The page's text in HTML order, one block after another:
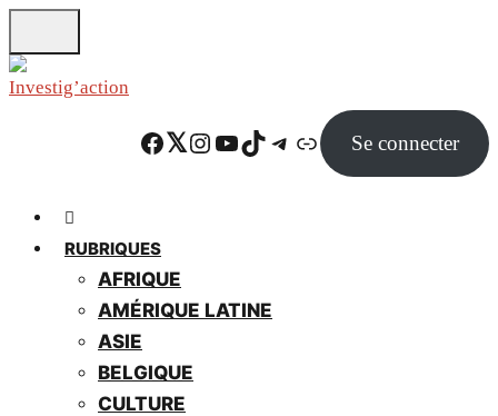
to
main
Facebook Twitter Instagram YouTube TikTok Telegram Lien Se connecter
RUBRIQUES
AFRIQUE
AMÉRIQUE LATINE
ASIE
BELGIQUE
CULTURE